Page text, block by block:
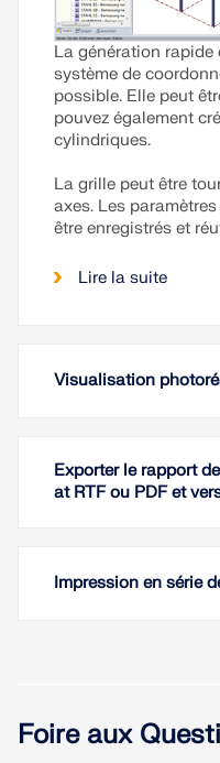
La génération rapide
système de
possible. Elle peut
pouvez également
cylindriques.
La grille peut être
axes. Les
être enregistrés et
Lire la suite
Visualisation
Grâce à la
Exporter le rapport
at RTF ou PDF et
Impression en série
Foire aux